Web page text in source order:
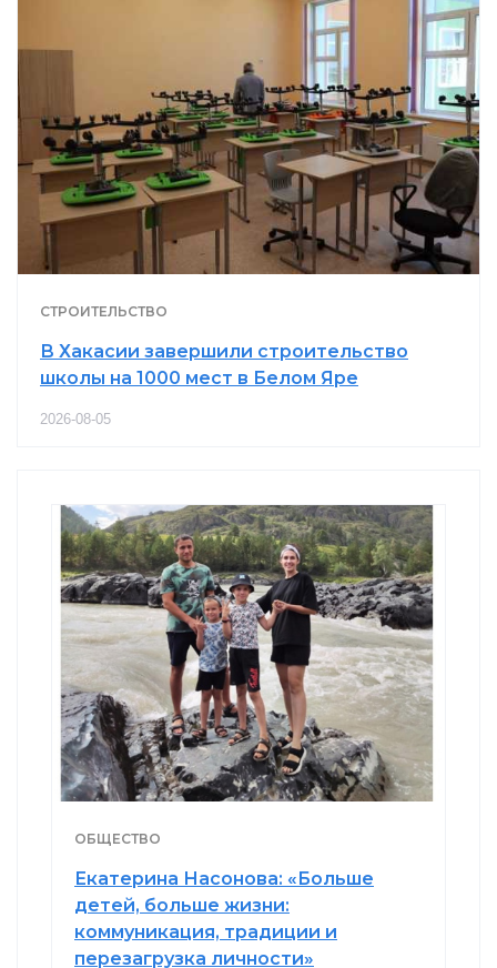
СТРОИТЕЛЬСТВО
В Хакасии завершили строительство
школы на 1000 мест в Белом Яре
2026-08-05
ОБЩЕСТВО
Екатерина Насонова: «Больше
детей, больше жизни:
коммуникация, традиции и
перезагрузка личности»